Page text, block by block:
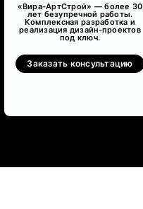
«Вира-АртСтрой» — более 30
лет безупречной работы.
Комплексная разработка и
реализация дизайн-проектов
под ключ.
Заказать консультацию